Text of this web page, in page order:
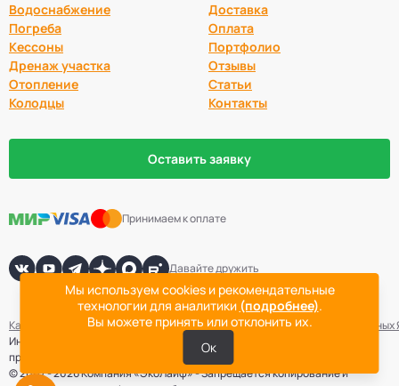
Водоснабжение
Погреба
Кессоны
Дренаж участка
Отопление
Колодцы
Доставка
Оплата
Портфолио
Отзывы
Статьи
Контакты
Оставить заявку
Принимаем к оплате
Давайте дружить
Информация не является публичной офертой. Точная стоимость
проведения работ определяется после выезда специалиста компании.
© 2007 - 2026 Компания «ЭкоЛайф» - Запрещается копирование и
Карта сайта Политика конфиденциальностиСогласие на обработку
Мы используем cookies и рекомендательные
технологии для аналитики (подробнее).
Вы можете принять или отклонить их.
Ок